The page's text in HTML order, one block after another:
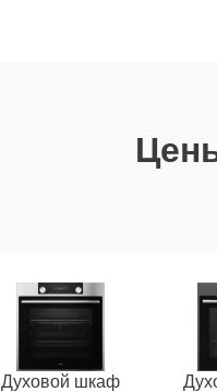
Духовой шкаф